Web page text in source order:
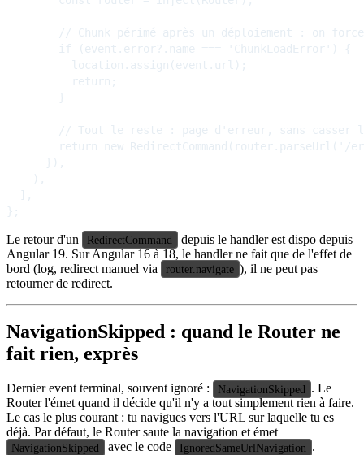
// Chunk périmé après un déploiement : on
        if (event.error?.name === 'ChunkLoadError') {
          location.assign(event.url);
          return;
        }
// Tout le reste : page d'erreur, sans casser
return new RedirectCommand(router.parseUrl('/
      }),
    ),
  ],
Le retour d'un RedirectCommand
depuis le handler est dispo depuis
Angular 19. Sur Angular 16 à 18, le handler ne fait que de l'effet de
bord (log, redirect manuel via
router.navigate ), il ne peut pas
retourner de redirect.
NavigationSkipped : quand le Router ne
fait rien, exprès
Dernier event terminal, souvent ignoré : NavigationSkipped . Le
Router l'émet quand il décide qu'il n'y a tout simplement rien à faire.
Le cas le plus courant : tu navigues vers l'URL sur laquelle tu es
déjà. Par défaut, le Router saute la navigation et émet
NavigationSkipped avec le code IgnoredSameUrlNavigation .